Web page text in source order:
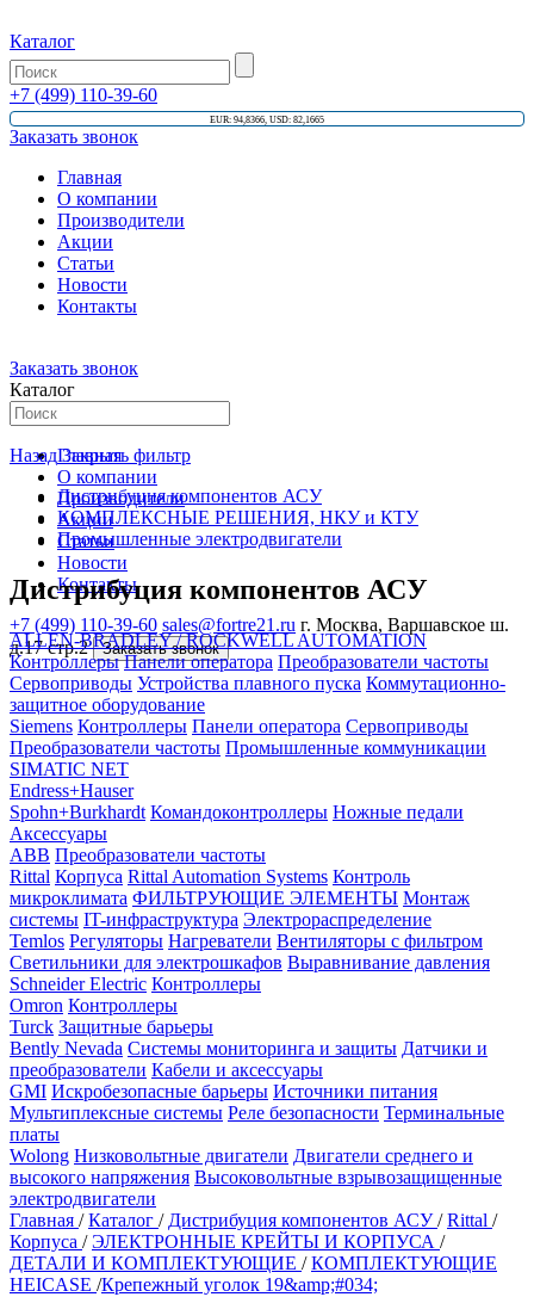
Каталог
+7 (499) 110-39-60
EUR: 94,8366, USD: 82,1665
Заказать звонок
Главная
О компании
Производители
Акции
Статьи
Новости
Контакты
Заказать звонок
Каталог
Главная
О компании
Производители
Акции
Статьи
Новости
Контакты
+7 (499) 110-39-60 sales@fortre21.ru г. Москва, Варшавское ш.
д.17 стр.2
Заказать звонок
Назад Закрыть фильтр
Дистрибуция компонентов АСУ
КОМПЛЕКСНЫЕ РЕШЕНИЯ, НКУ и КТУ
Промышленные электродвигатели
Дистрибуция компонентов АСУ
ALLEN-BRADLEY / ROCKWELL AUTOMATION
Контроллеры Панели оператора Преобразователи частоты
Сервоприводы Устройства плавного пуска Коммутационно-
защитное оборудование
Siemens Контроллеры Панели оператора Сервоприводы
Преобразователи частоты Промышленные коммуникации
SIMATIC NET
Endress+Hauser
Spohn+Burkhardt Командоконтроллеры Ножные педали
Аксессуары
ABB Преобразователи частоты
Rittal Корпуса Rittal Automation Systems Контроль
микроклимата ФИЛЬТРУЮЩИЕ ЭЛЕМЕНТЫ Монтаж
системы IT-инфраструктура Электрораспределение
Temlos Регуляторы Нагреватели Вентиляторы с фильтром
Светильники для электрошкафов Выравнивание давления
Schneider Electric Контроллеры
Omron Контроллеры
Turck Защитные барьеры
Bently Nevada Системы мониторинга и защиты Датчики и
преобразователи Кабели и аксессуары
GMI Искробезопасные барьеры Источники питания
Мультиплексные системы Реле безопасности Терминальные
платы
Wolong Низковольтные двигатели Двигатели среднего и
высокого напряжения Высоковольтные взрывозащищенные
электродвигатели
Главная / Каталог / Дистрибуция компонентов АСУ / Rittal /
Корпуса / ЭЛЕКТРОННЫЕ КРЕЙТЫ И КОРПУСА /
ДЕТАЛИ И КОМПЛЕКТУЮЩИЕ / КОМПЛЕКТУЮЩИЕ
HEICASE /Крепежный уголок 19&amp;#034;